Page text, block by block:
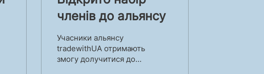
членів до альянсу
Учасники альянсу
tradewithUA отримають
змогу долучитися до